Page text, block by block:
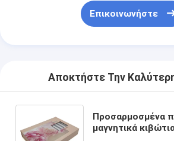
Επικοινωνήστε
Αποκτήστε Την
Προσαρμοσμένα
μαγνητικά